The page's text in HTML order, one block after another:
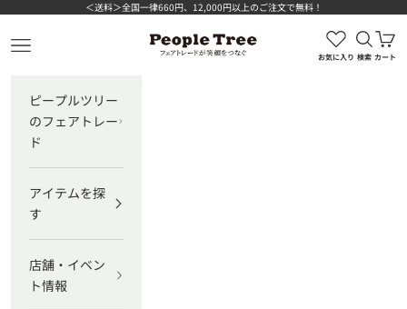
コンテンツへスキップ＜送料＞全国一律660円、12,000円以上のご注文で無料！
ピープルツリー公式オンラインショップ
メニューを開く
お気に入り
検索を
検索
カ
カート
ピープルツリー
のフェアトレー
ド
アイテムを探
す
店舗・イベン
ト情報